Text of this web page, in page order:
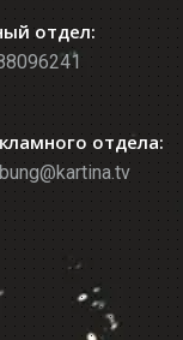
отдел:
отдела: